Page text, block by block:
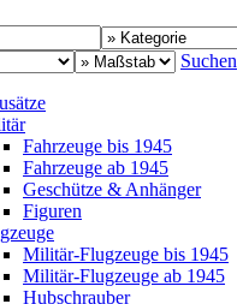
Suchen
Fahrzeuge bis 1945
Fahrzeuge ab 1945
Geschütze & Anhänger
Figuren
Militär-Flugzeuge bis 1945
Militär-Flugzeuge ab 1945
Hubschrauber